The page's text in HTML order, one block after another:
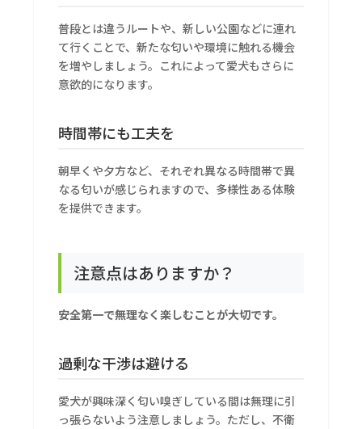
普段とは違うルートや、新しい公園などに連れ
て行くことで、新たな匂いや環境に触れる機会
を増やしましょう。これによって愛犬もさらに
意欲的になります。
時間帯にも工夫を
朝早くや夕方など、それぞれ異なる時間帯で異
なる匂いが感じられますので、多様性ある体験
を提供できます。
注意点はありますか？
安全第一で無理なく楽しむことが大切です。
過剰な干渉は避ける
愛犬が興味深く匂い嗅ぎしている間は無理に引
っ張らないよう注意しましょう。ただし、不衛